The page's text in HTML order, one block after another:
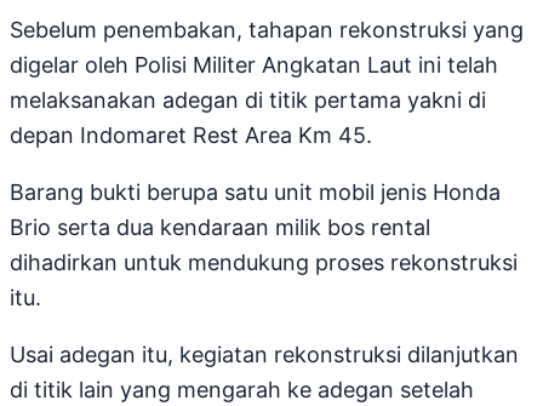
Sebelum penembakan, tahapan rekonstruksi yang
digelar oleh Polisi Militer Angkatan Laut ini telah
melaksanakan adegan di titik pertama yakni di
depan Indomaret Rest Area Km 45.
Barang bukti berupa satu unit mobil jenis Honda
Brio serta dua kendaraan milik bos rental
dihadirkan untuk mendukung proses rekonstruksi
itu.
Usai adegan itu, kegiatan rekonstruksi dilanjutkan
di titik lain yang mengarah ke adegan setelah